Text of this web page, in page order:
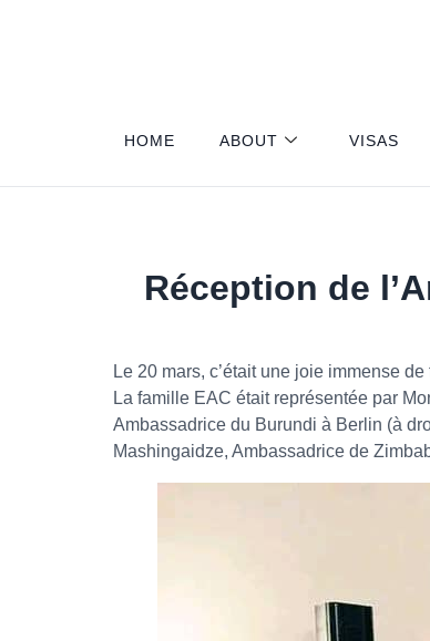
HOME ABOUT VISAS
Réception de
Le 20 mars, c’était une joie immense
La famille EAC était représentée par
Ambassadrice du Burundi à Berlin (à
Mashingaidze, Ambassadrice de